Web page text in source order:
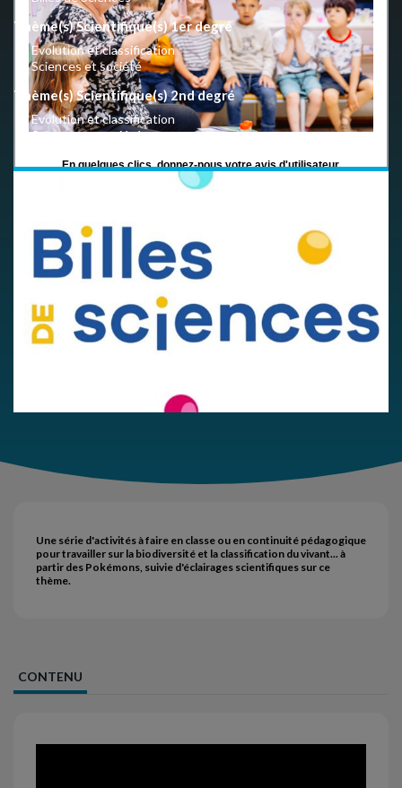
Thème(s) Scientifique(s) 1er degré
Evolution et classification
Sciences et société
Thème(s) Scientifique(s) 2nd degré
Evolution et classification
Sciences et société
Une série d'activités à faire en classe ou en continuité pédagogique
pour travailler sur la biodiversité et la classification du vivant... à
partir des Pokémons, suivie d'éclairages scientifiques sur ce
thème.
CONTENU
En quelques clics, donnez-nous votre avis d'utilisateur.